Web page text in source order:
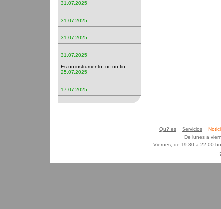
31.07.2025
31.07.2025
31.07.2025
31.07.2025
Es un instrumento, no un fin
25.07.2025
17.07.2025
Qu? es Servicios
De lunes a
Viernes, de 19:30 a 22:00